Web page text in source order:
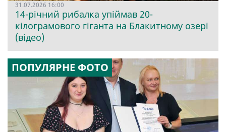
31.07.2026 16:00
14-річний рибалка упіймав 20-
кілограмового гіганта на Блакитному озері
(відео)
ПОПУЛЯРНЕ ФОТО